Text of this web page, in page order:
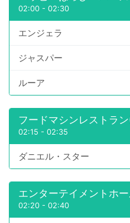
02:00 - 02:30
エンジェラ
ジャスパー
ルーア
フードマシンレストラ
02:15 - 02:35
ダニエル・スター
エンターテイメントホ
02:20 - 02:40